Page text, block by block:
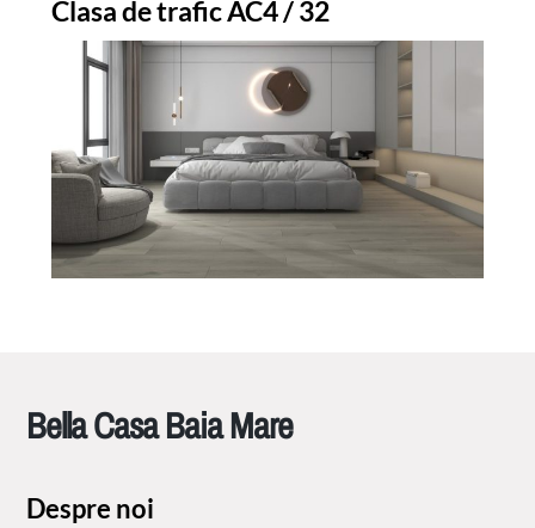
Clasa de trafic AC4 / 32
Bella Casa Baia Mare
Despre noi